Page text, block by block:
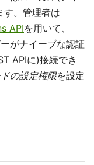
す。管理者は
APIを用いて、
がナイーブな認証
APIに)接続でき
の設定権限を設定